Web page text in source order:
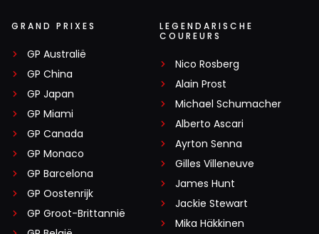
GRAND PRIXES
GP Australië
GP China
GP Japan
GP Miami
GP Canada
GP Monaco
GP Barcelona
GP Oostenrijk
GP Groot-Brittannië
LEGENDARISCHE
COUREURS
Nico Rosberg
Alain Prost
Michael Schumacher
Alberto Ascari
Ayrton Senna
Gilles Villeneuve
James Hunt
Jackie Stewart
Mika Häkkinen